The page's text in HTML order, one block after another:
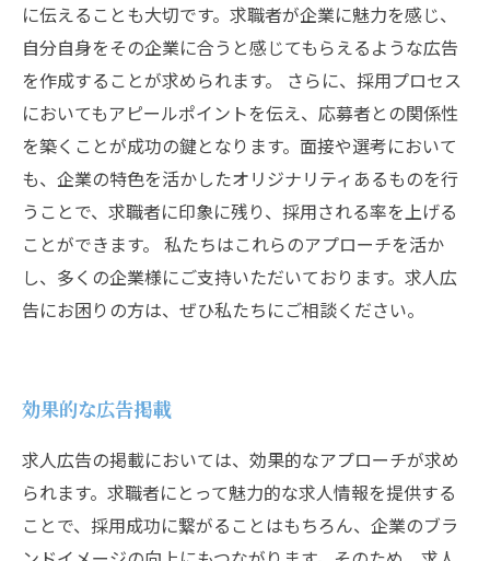
に伝えることも大切です。求職者が企業に魅力を感じ、
自分自身をその企業に合うと感じてもらえるような広告
を作成することが求められます。 さらに、採用プロセス
においてもアピールポイントを伝え、応募者との関係性
を築くことが成功の鍵となります。面接や選考において
も、企業の特色を活かしたオリジナリティあるものを行
うことで、求職者に印象に残り、採用される率を上げる
ことができます。 私たちはこれらのアプローチを活か
し、多くの企業様にご支持いただいております。求人広
告にお困りの方は、ぜひ私たちにご相談ください。
効果的な広告掲載
求人広告の掲載においては、効果的なアプローチが求め
られます。求職者にとって魅力的な求人情報を提供する
ことで、採用成功に繋がることはもちろん、企業のブラ